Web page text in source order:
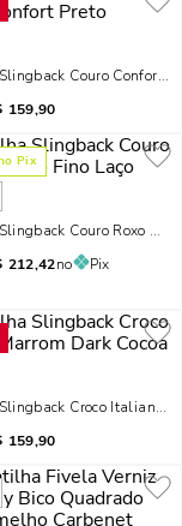
Couro Confort
159,90
Safari
Pix
Couro Roxo Bico
212,42no Pix
Croco Italiano
159,90